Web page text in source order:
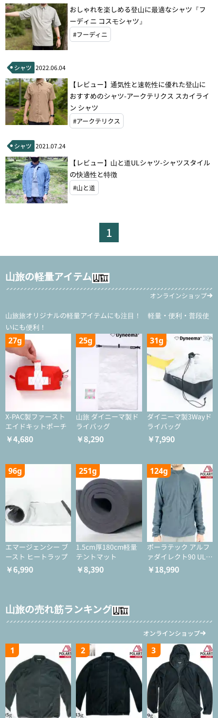
おしゃれを楽しめる登山に最適なシャツ『フ
ーディニ コスモシャツ』
#フーディニ
シャツ 2022.06.04
【レビュー】通気性と速乾性に優れた登山に
おすすめのシャツ-アークテリクス スカイライ
ン シャツ
#アークテリクス
シャツ 2021.07.24
【レビュー】山と道ULシャツ-シャツスタイル
の快適性と特徴
#山と道
1
山旅の軽量アイテム
オンラインショップ
山旅旅オリジナルの軽量アイテムにも注目！ 軽量・便利・普段使
いにも便利！
27g
X-PAC製ファースト
エイドキットポーチ
￥4,680
25g
山旅 ダイニーマ製ド
ライバッグ
￥8,290
31g
ダイニーマ製3Wayド
ライバッグ
￥7,990
96g
エマージェンシー ブ
ースト ヒートラップ
￥6,990
251g
1.5cm厚180cm軽量
テントマット
￥8,390
124g
ポーラテック アルフ
ァダイレクト90 ULジ
ャケット
￥18,990
山旅の売れ筋ランキング
オンラインショップ
1 2 3